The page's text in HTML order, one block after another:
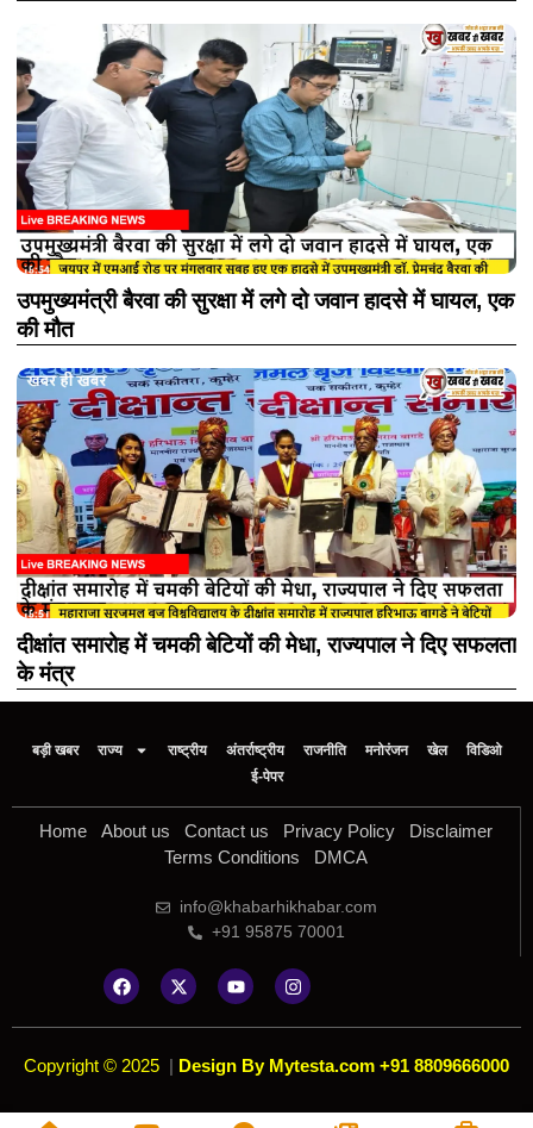
उपमुख्यमंत्री बैरवा की सुरक्षा में लगे दो जवान हादसे में घायल, एक
की मौत
दीक्षांत समारोह में चमकी बेटियों की मेधा, राज्यपाल ने दिए सफलता
के मंत्र
बड़ी खबर राज्य राष्ट्रीय अंतर्राष्ट्रीय राजनीति मनोरंजन खेल
विडिओ
ई-पेपर
Home About us Contact us Privacy Policy
Disclaimer
Terms Conditions
DMCA
info@khabarhikhabar.com
+91 95875 70001
Copyright © 2025 | Design By Mytesta.com +91 8809666000